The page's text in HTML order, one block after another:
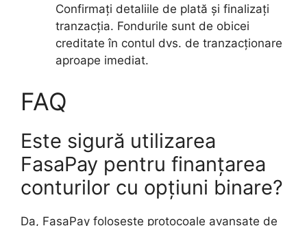
Confirmați detaliile de plată și finalizați
tranzacția. Fondurile sunt de obicei
creditate în contul dvs. de tranzacționare
aproape imediat.
FAQ
Este sigură utilizarea
FasaPay pentru finanțarea
conturilor cu opțiuni binare?
Da, FasaPay folosește protocoale avansate de